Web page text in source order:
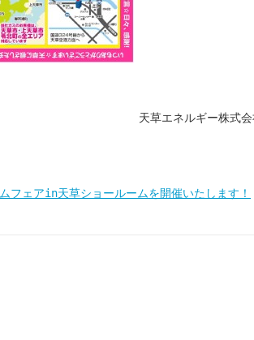
天草エネルギー株式会
フェアin天草ショールームを開催いたします！